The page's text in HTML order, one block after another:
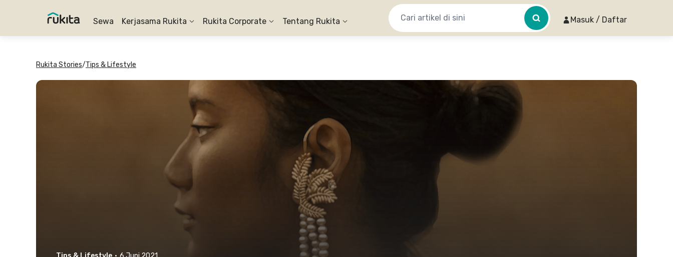
Sewa Kerjasama Rukita Rukita Corporate Tentang Rukita Masuk / Daftar
Rukita Stories/Tips & Lifestyle